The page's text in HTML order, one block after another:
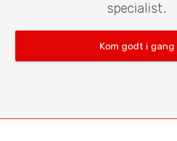
specialist.
Kom godt i gang